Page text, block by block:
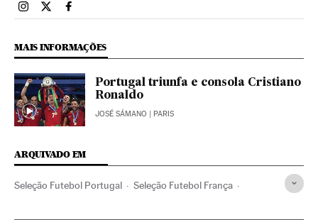
Esportes El País Brasil en Instagram
Esportes El País Brasil en Twitter
Esportes El País Brasil en Facebook
MAIS INFORMAÇÕES
Portugal triunfa e consola Cristiano
Ronaldo
JOSÉ SÁMANO | PARIS
ARQUIVADO EM
Seleção Futebol Portugal Seleção Futebol França